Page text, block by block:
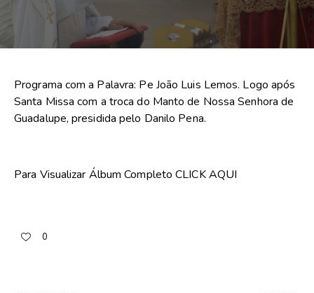
Programa com a Palavra: Pe João Luis Lemos. Logo após
Santa Missa com a troca do Manto de Nossa Senhora de
Guadalupe, presidida pelo Danilo Pena.
Para Visualizar Álbum CompletoCLICK AQUI
0